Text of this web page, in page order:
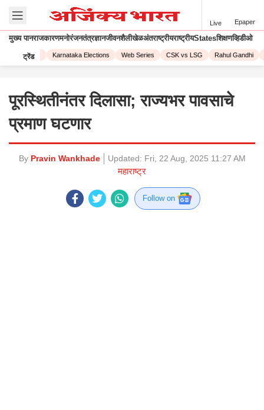
Live Epaper
मुख्य पानराजकारणमनोरंजनतंत्रज्ञानजीवनशैलीखेळअंतराष्ट्रीयराष्ट्रीयStatesशिक्षणव्हिडीओ
ट्रेंड
Corona Virus Karnataka Elections Web Series CSK vs LSG Rahul Gandhi
पूरस्थितीनंतर दिलासा; राज्यभर पावसाचे
प्रमाण घटणार
By Pravin Wankhade Updated: Fri, 22 Aug, 2025 11:27 AM
महाराष्ट्र
Follow on